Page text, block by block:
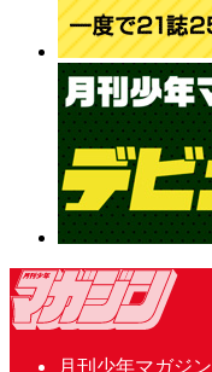
月刊少年マガジン